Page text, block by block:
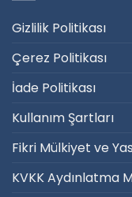
Gizlilik Politikası
Çerez Politikası
İade Politikası
Kullanım Şartları
Fikri Mülkiyet ve
KVKK Aydınlatma